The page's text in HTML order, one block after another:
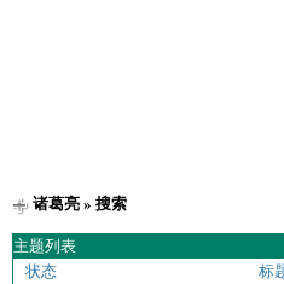
诸葛亮» 搜索
主题列表
状态
标